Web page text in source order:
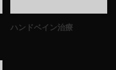
ハンドベイン治療